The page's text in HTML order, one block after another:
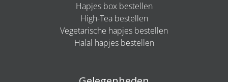
Hapjes box bestellen
High-Tea bestellen
Vegetarische hapjes bestellen
Halal hapjes bestellen